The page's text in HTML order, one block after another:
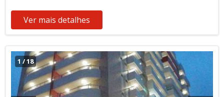
Ver mais detalhes
1 /18